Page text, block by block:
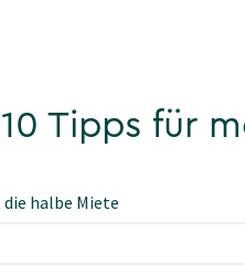
10 Tipps für
halbe Miete